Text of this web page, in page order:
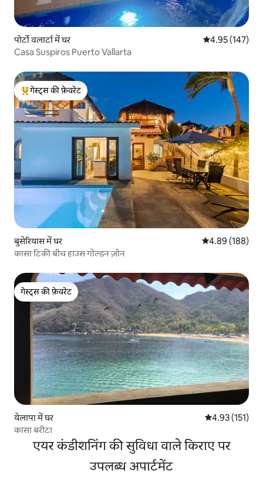
पोर्टो वलार्टा में घर औसत रेटिंग 5 में से
4.95 (147)
Casa Suspiros Puerto Vallarta
गेस्ट्स का टॉप फ़ेवरेट
गेस्ट्स की फ़ेवरेट
बुसेरियास में घर औसत रेटिंग 5 में से
4.89 (188)
कासा टिकी बीच हाउस गोल्डन ज़ोन
गेस्ट्स की फ़ेवरेट
गेस्ट्स की फ़ेवरेट
येलापा में घर औसत रेटिंग 5 में से
4.93 (151)
कासा बरीटा
एयर कंडीशनिंग की सुविधा वाले किराए पर
उपलब्ध अपार्टमेंट